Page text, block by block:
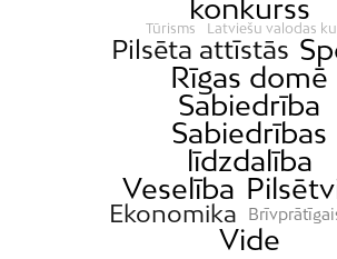
konkurss
Tūrisms Latviešu valodas
Pilsēta attīstās
Rīgas domē
Sabiedrība
Sabiedrības
līdzdalība
Veselība
Ekonomika
Vide